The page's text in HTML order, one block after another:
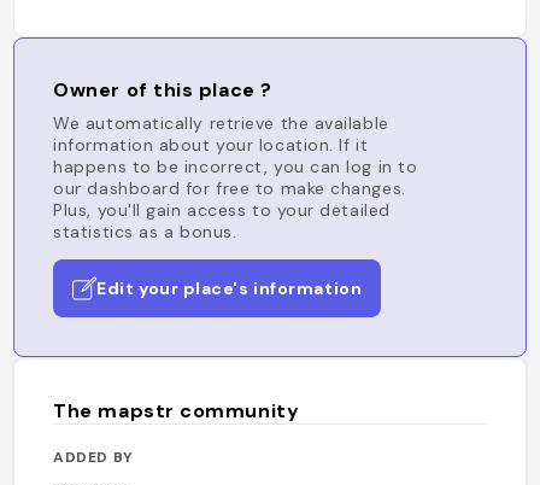
Owner of this place ?
We automatically retrieve the available
information about your location. If it
happens to be incorrect, you can log in to
our dashboard for free to make changes.
Plus, you'll gain access to your detailed
statistics as a bonus.
Edit your place's information
The mapstr community
ADDED BY